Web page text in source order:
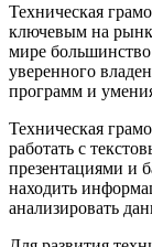
Техническая
ключевым на
мире
уверенного
программ и
Техническая
работать с
презентациями и
находить
анализировать